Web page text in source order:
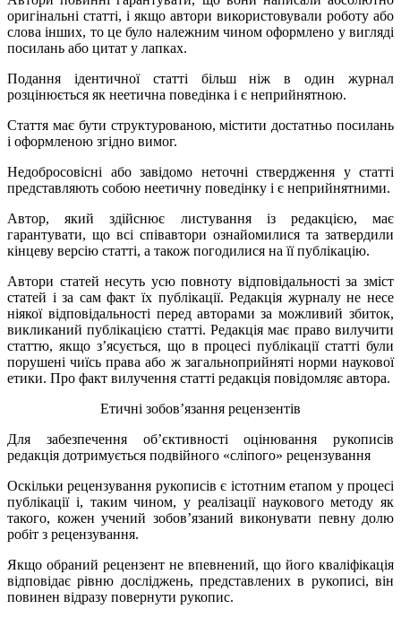
оригінальні статті, і якщо автори використовували роботу або
слова інших, то це було належним чином оформлено у вигляді
посилань або цитат у лапках.
Подання ідентичної статті більш ніж в один журнал
розцінюється як неетична поведінка і є неприйнятною.
Стаття має бути структурованою, містити достатньо посилань
і оформленою згідно вимог.
Недобросовісні або завідомо неточні ствердження у статті
представляють собою неетичну поведінку і є неприйнятними.
Автор, який здійснює листування із редакцією, має
гарантувати, що всі співавтори ознайомилися та затвердили
кінцеву версію статті, а також погодилися на її публікацію.
Автори статей несуть усю повноту відповідальності за зміст
статей і за сам факт їх публікації. Редакція журналу не несе
ніякої відповідальності перед авторами за можливий збиток,
викликаний публікацією статті. Редакція має право вилучити
статтю, якщо з’ясується, що в процесі публікації статті були
порушені чиїсь права або ж загальноприйняті норми наукової
етики. Про факт вилучення статті редакція повідомляє автора.
Етичні зобов’язання рецензентів
Для забезпечення об’єктивності оцінювання рукописів
редакція дотримується подвійного «сліпого» рецензування
Оскільки рецензування рукописів є істотним етапом у процесі
публікації і, таким чином, у реалізації наукового методу як
такого, кожен учений зобов’язаний виконувати певну долю
робіт з рецензування.
Якщо обраний рецензент не впевнений, що його кваліфікація
відповідає рівню досліджень, представлених в рукописі, він
повинен відразу повернути рукопис.